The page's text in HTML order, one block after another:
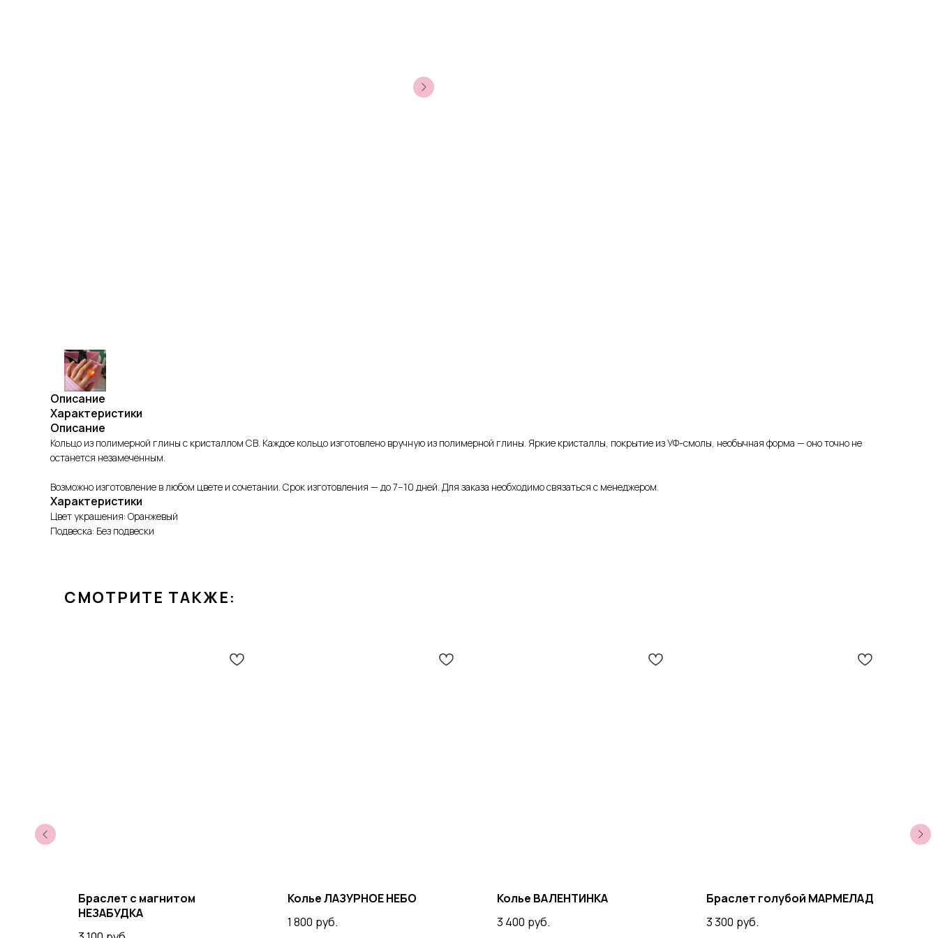
Описание
Характеристики
Описание
Кольцо из полимерной глины с кристаллом СВ. Каждое кольцо изготовлено вручную из полимерной глины. Яркие кристаллы, покрытие из УФ-смолы, необычная форма — оно точно не
останется незамеченным.
Возможно изготовление в любом цвете и сочетании. Срок изготовления — до 7–10 дней. Для заказа необходимо связаться с менеджером.
Характеристики
Цвет украшения: Оранжевый
Подвеска: Без подвески
СМОТРИТЕ ТАКЖЕ:
Браслет с магнитом
НЕЗАБУДКА
Колье ЛАЗУРНОЕ НЕБО
1 800 руб.
Колье ВАЛЕНТИНКА
3 400 руб.
Браслет голубой МАРМЕЛАД
3 300 руб.